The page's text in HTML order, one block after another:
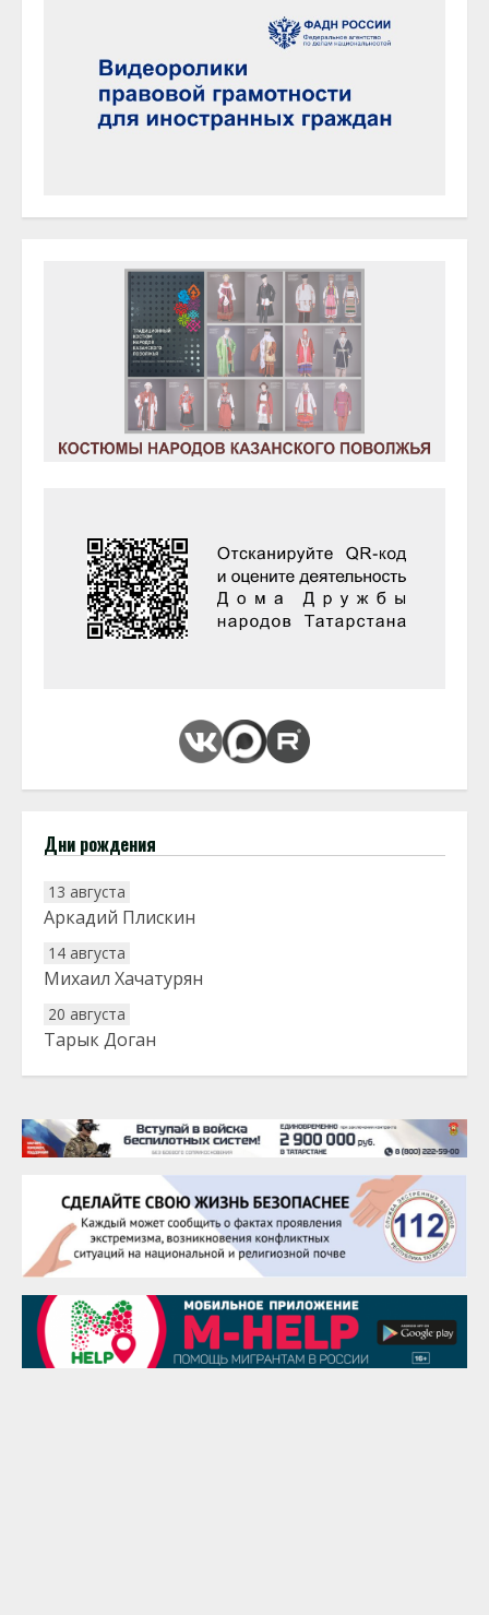
Дни рождения
13 августа
Аркадий Плискин
14 августа
Михаил Хачатурян
20 августа
Тарык Доган
22 августа
25 августа
Сэсэгма Бубеева
28 августа
Чингиз Мустафаев
29 августа
Надежда Рослова
1 сентября
Гали Хасанов